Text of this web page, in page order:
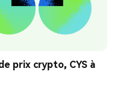
prix crypto, CYS à